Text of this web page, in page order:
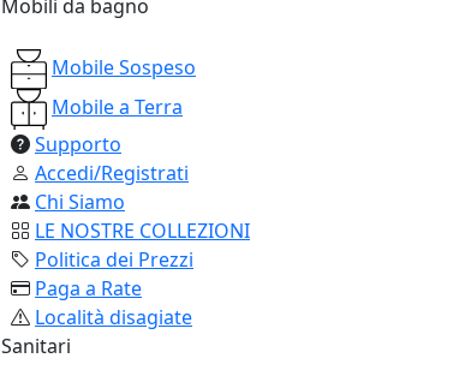
Mobili da bagno
Mobile Sospeso
Mobile a Terra
Supporto
Accedi/Registrati
Chi Siamo
LE NOSTRE COLLEZIONI
Politica dei Prezzi
Paga a Rate
Località disagiate
Sanitari